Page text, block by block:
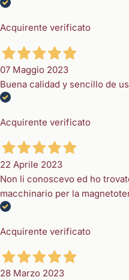
Acquirente verificato
07 Maggio 2023
Buena calidad y sencillo de
Acquirente verificato
22 Aprile 2023
Non li conoscevo ed ho
macchinario per la
Acquirente verificato
28 Marzo 2023